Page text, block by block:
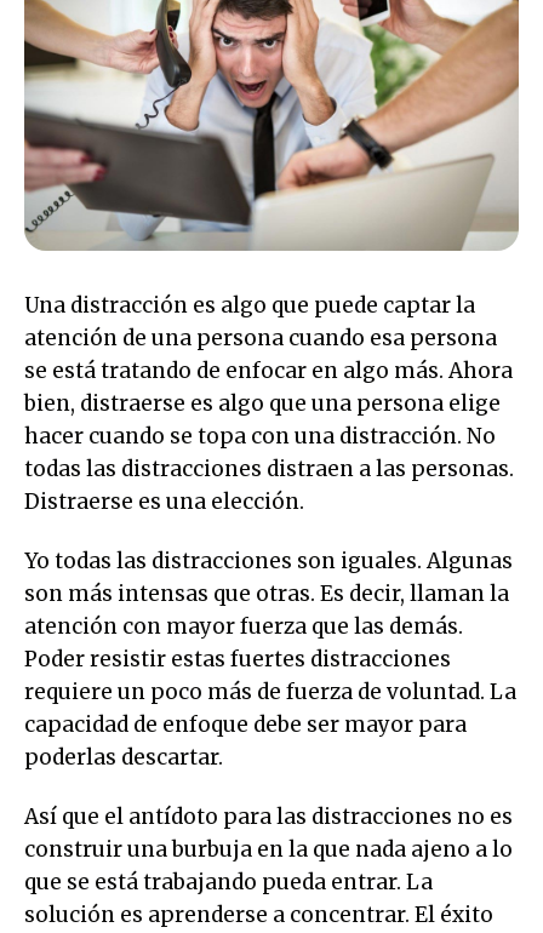
Una distracción es algo que puede captar la
atención de una persona cuando esa persona
se está tratando de enfocar en algo más. Ahora
bien, distraerse es algo que una persona elige
hacer cuando se topa con una distracción. No
todas las distracciones distraen a las personas.
Distraerse es una elección.
Yo todas las distracciones son iguales. Algunas
son más intensas que otras. Es decir, llaman la
atención con mayor fuerza que las demás.
Poder resistir estas fuertes distracciones
requiere un poco más de fuerza de voluntad. La
capacidad de enfoque debe ser mayor para
poderlas descartar.
Así que el antídoto para las distracciones no es
construir una burbuja en la que nada ajeno a lo
que se está trabajando pueda entrar. La
solución es aprenderse a concentrar. El éxito